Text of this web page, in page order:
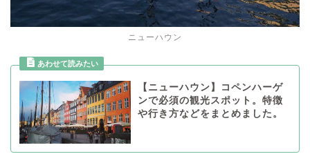
ニューハウン
【ニューハウン】コペンハーゲ
ンで必須の観光スポット。特徴
や行き方などをまとめました。